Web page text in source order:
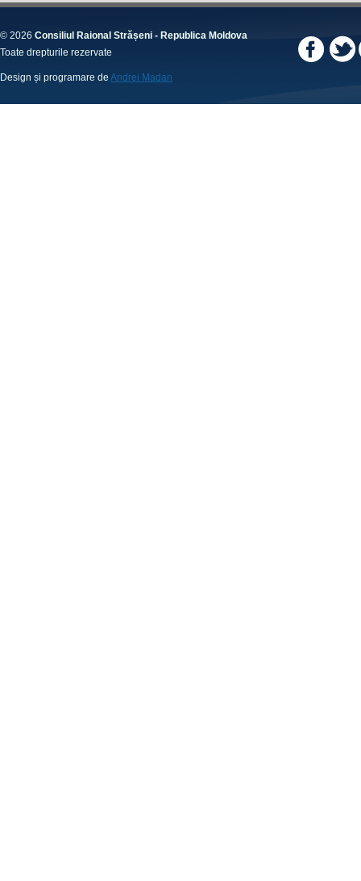
© 2026 Consiliul Raional Strășeni - Republica Moldova
Toate drepturile rezervate
Design și programare de Andrei Madan